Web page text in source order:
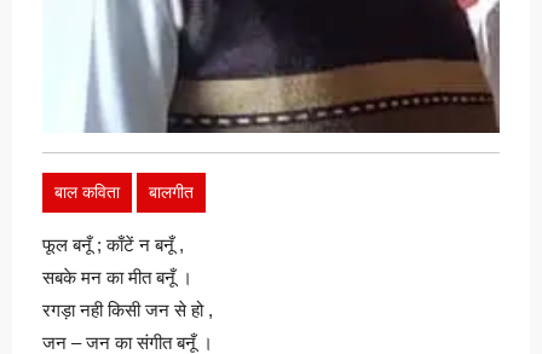
बाल कविता बालगीत
फूल बनूँ ; काँटें न बनूँ ,
सबके मन का मीत बनूँ ।
रगड़ा नही किसी जन से हो ,
जन – जन का संगीत बनूँ ।